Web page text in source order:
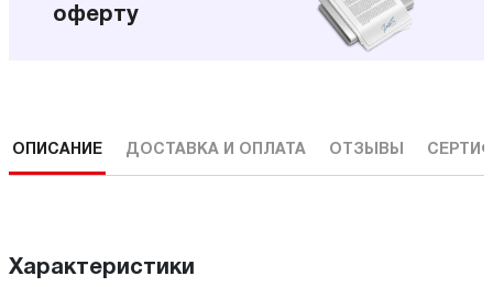
оферту
ОПИСАНИЕ ДОСТАВКА И ОПЛАТА ОТЗЫВЫ
Характеристики